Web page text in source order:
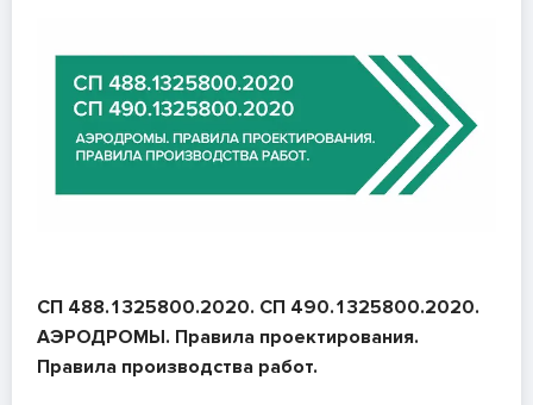
СП 488.1325800.2020. СП 490.1325800.2020.
АЭРОДРОМЫ. Правила проектирования.
Правила производства работ.